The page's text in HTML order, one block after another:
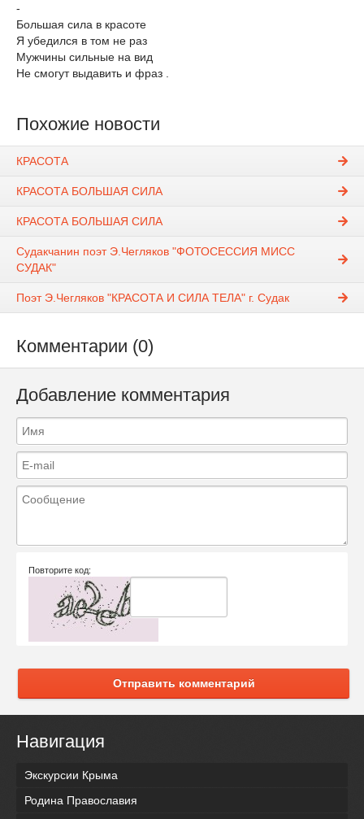
-
Большая сила в красоте
Я убедился в том не раз
Мужчины сильные на вид
Не смогут выдавить и фраз .
Похожие новости
КРАСОТА
КРАСОТА БОЛЬШАЯ СИЛА
КРАСОТА БОЛЬШАЯ СИЛА
Судакчанин поэт Э.Чегляков "ФОТОСЕССИЯ МИСС
СУДАК"
Поэт Э.Чегляков "КРАСОТА И СИЛА ТЕЛА" г. Судак
Комментарии (0)
Добавление комментария
Повторите код:
Отправить комментарий
Навигация
Экскурсии Крыма
Родина Православия